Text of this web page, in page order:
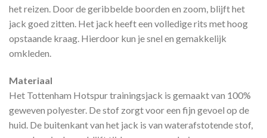
het reizen. Door de geribbelde boorden en zoom, blijft het
jack goed zitten. Het jack heeft een volledige rits met hoog
opstaande kraag. Hierdoor kun je snel en gemakkelijk
omkleden.
Materiaal
Het Tottenham Hotspur trainingsjack is gemaakt van 100%
geweven polyester. De stof zorgt voor een fijn gevoel op de
huid. De buitenkant van het jack is van waterafstotende stof,